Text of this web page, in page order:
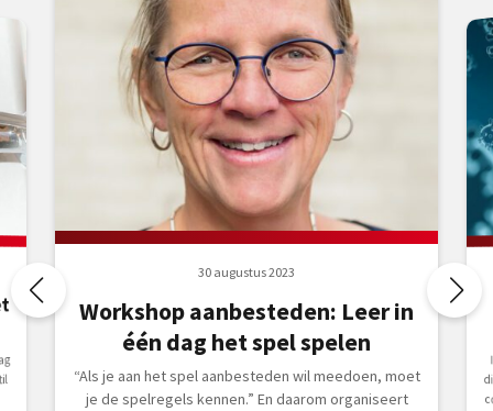
30 augustus 2023
Workshop aanbesteden: Leer in
één dag het spel spelen
“Als je aan het spel aanbesteden wil meedoen, moet
je de spelregels kennen.” En daarom organiseert